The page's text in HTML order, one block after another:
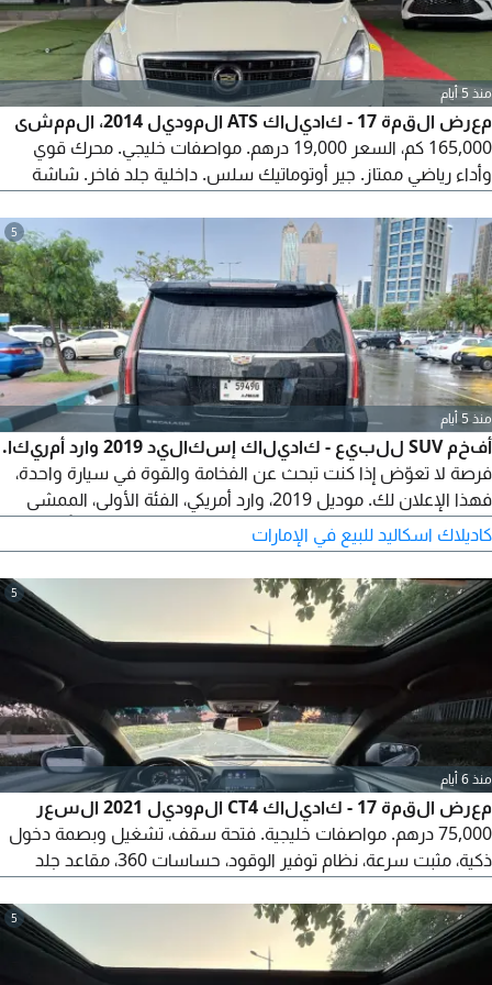
منذ 5 أيام
معرض القمة 17 - كاديلاك ATS الموديل 2014، الممشى
165,000 كم، السعر 19,000 درهم. مواصفات خليجي. محرك قوي
وأداء رياضي ممتاز. جير أوتوماتيك سلس. داخلية جلد فاخر. شاشة
مكيف قوي جداً. حساسات أمامية وخلفية. جنوط رياضية فخمة.
تصميم سيدان رياضي أنيق. سيارة نظيفة ومميزة بحالة ممتازة وجاهزة
للاستخدام.
5
منذ 5 أيام
أفخم SUV للبيع - كاديلاك إسكاليد 2019 وارد أمريكا.
فرصة لا تعوّض إذا كنت تبحث عن الفخامة والقوة في سيارة واحدة،
فهذا الإعلان لك. موديل 2019، وارد أمريكي، الفئة الأولى، الممشى
155,000 كم. أهم المميزات: كراسي جلد كهربائية (مريحة جداً)، فتحة
سقف، رادار تحديد المسافة والمسار (أمان عالٍ)، مثبت سرعة للراحة
في السفر، وجنوط سبورت بشكل رياضي جذاب.
كاديلاك اسكاليد للبيع في الإمارات
5
منذ 6 أيام
معرض القمة 17 - كاديلاك CT4 الموديل 2021 السعر
75,000 درهم. مواصفات خليجية. فتحة سقف، تشغيل وبصمة دخول
ذكية، مثبت سرعة، نظام توفير الوقود، حساسات 360، مقاعد جلد
محيطية (64 لون)، نظام صوتي مميز، تحكم أوتوماتيكي في المناخ،
Apple CarPlay و Android Auto، تحكم كامل من المقود، وبدلات
تبديل السرعات خلف المقود.
5